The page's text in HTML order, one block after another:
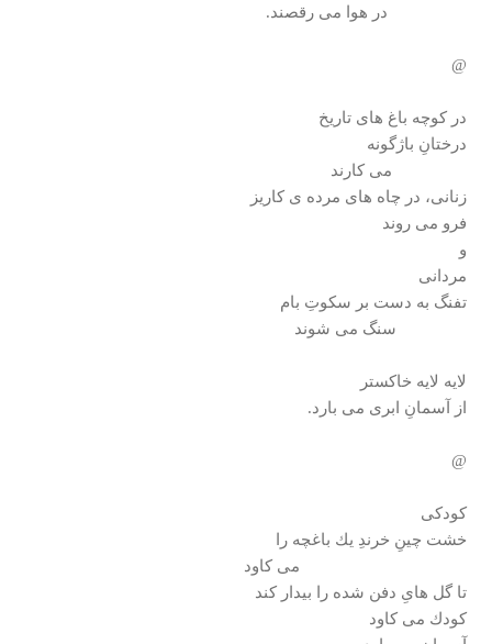
در هوا می رقصند.
@
در كوچه باغ های تاريخ
درختانِ باژگونه
می كارند
زنانی، در چاه های مرده ی كاريز
فرو می روند
و
مردانی
تفنگ به دست بر سكوتِ بام
سنگ می شوند
لايه لايه خاكستر
از آسمانِ ابری می بارد.
@
كودكی
خشت چينِ خرندِ يك باغچه را
می كاود
تا گل هایِ دفن شده را بيدار كند
كودك می كاود